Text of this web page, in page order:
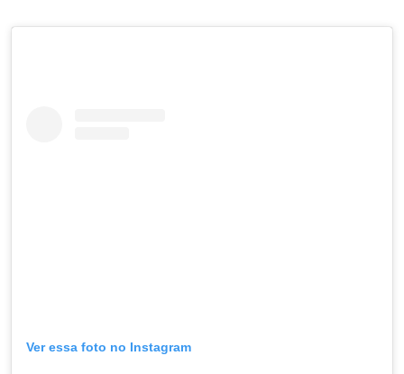
Ver essa foto no Instagram